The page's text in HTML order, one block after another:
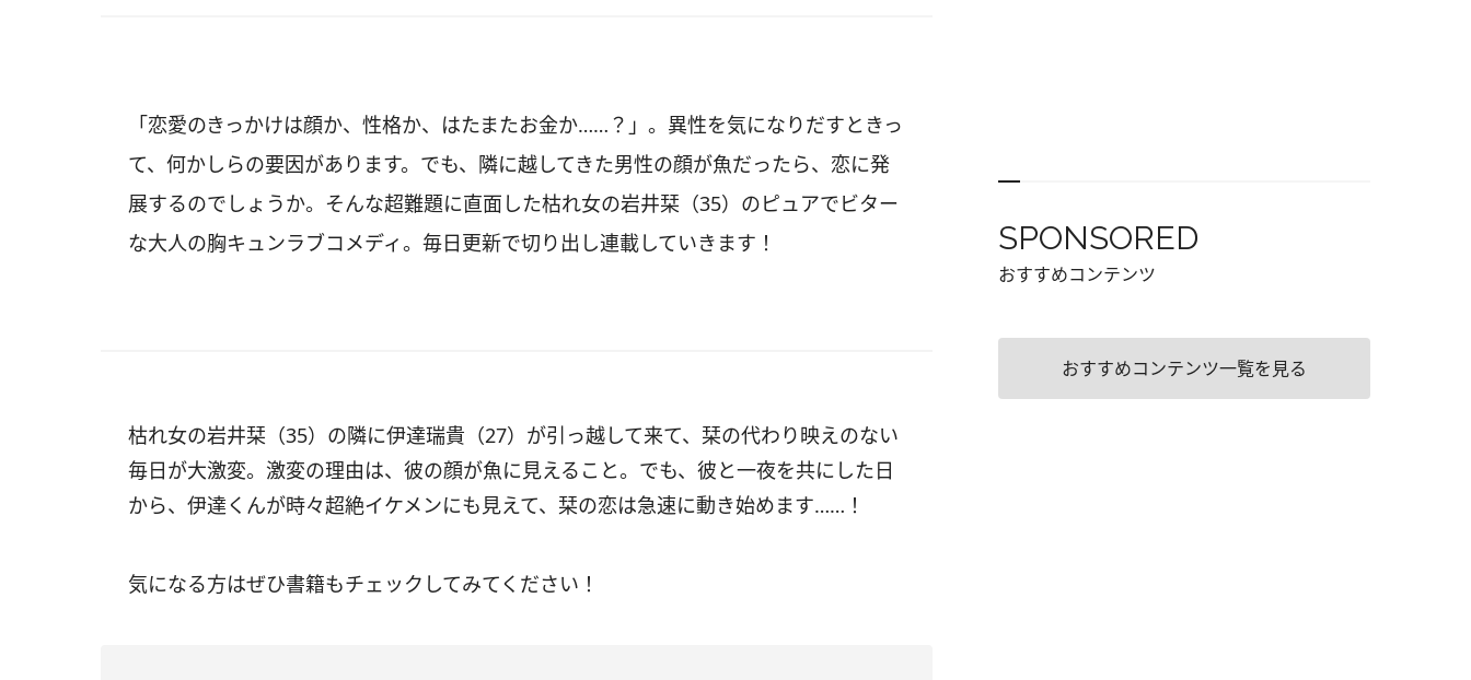
「恋愛のきっかけは顔か、性格か、はたまたお金か……？」。異性を気になりだすときっ
て、何かしらの要因があります。でも、隣に越してきた男性の顔が魚だったら、恋に発
展するのでしょうか。そんな超難題に直面した枯れ女の岩井栞（35）のピュアでビター
な大人の胸キュンラブコメディ。毎日更新で切り出し連載していきます！
枯れ女の岩井栞（35）の隣に伊達瑞貴（27）が引っ越して来て、栞の代わり映えのない
毎日が大激変。激変の理由は、彼の顔が魚に見えること。でも、彼と一夜を共にした日
から、伊達くんが時々超絶イケメンにも見えて、栞の恋は急速に動き始めます……！
気になる方はぜひ書籍もチェックしてみてください！
SPONSORED
おすすめコンテンツ
おすすめコンテンツ一覧を見る